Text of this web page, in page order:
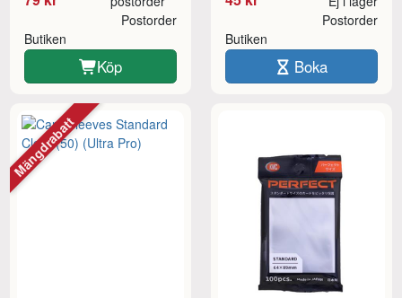
Butiken
Postorder
Köp
Butiken
Postorder
Boka
Mängdrabatt